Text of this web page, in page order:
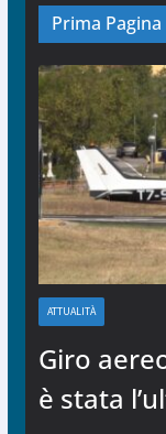
Prima Pagina
ATTUALITÀ
Giro
è stata